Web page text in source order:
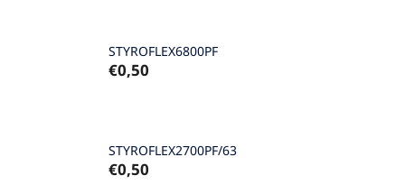
STYROFLEX6800PF
€0,50
STYROFLEX2700PF/63
€0,50